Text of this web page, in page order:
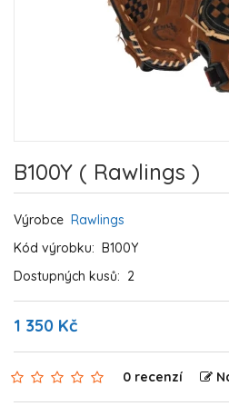
B100Y ( Rawlings )
Výrobce Rawlings
Kód výrobku: B100Y
Dostupných kusů: 2
1 350 Kč
0 recenzí